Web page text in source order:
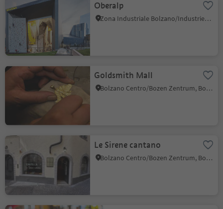
Oberalp
Zona Industriale Bolzano/Industriezone Bozen, Bolzano/Bozen, Bolzano/Bozen and environs
Goldsmith Mall
Bolzano Centro/Bozen Zentrum, Bolzano/Bozen, Bolzano/Bozen and environs
Le Sirene cantano
Bolzano Centro/Bozen Zentrum, Bolzano/Bozen, Bolzano/Bozen and environs